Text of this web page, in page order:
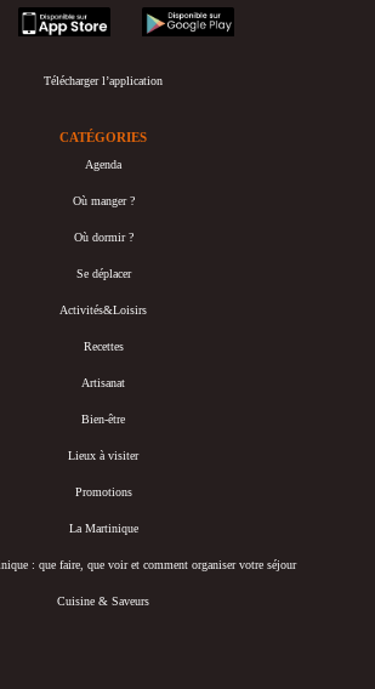
appstore
googleplay
Télécharger l’application
CATÉGORIES
Agenda
Où manger ?
Où dormir ?
Se déplacer
Activités&Loisirs
Recettes
Artisanat
Bien-être
Lieux à visiter
Promotions
La Martinique
: que faire, que voir et comment organiser votre séjour
Cuisine & Saveurs